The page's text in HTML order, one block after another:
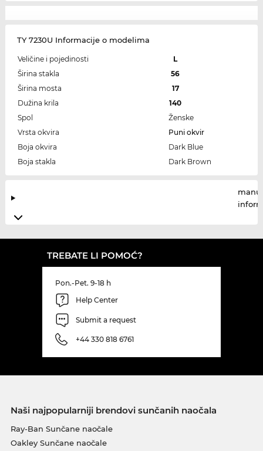
TY 7230U Informacije o modelima
Veličine i pojedinosti
L
Širina stakla
56
Širina mosta
17
Dužina krila
140
Spol
Ženske
Vrsta okvira
Puni okvir
Boja okvira
Dark Blue
Boja stakla
Dark Brown
TREBATE LI POMOĆ?
Pon.-Pet. 9-18 h
Help Center
Submit a request
+44 330 818 6761
Naši najpopularniji brendovi sunčanih naočala
Ray-Ban Sunčane naočale
Oakley Sunčane naočale